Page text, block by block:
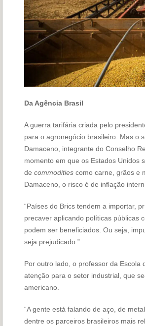
Da Agência Brasil
A guerra tarifária criada pelo
para o agronegócio brasileiro. Mas o
Damaceno, integrante do Conselho
momento em que os Estados Unidos
de commoditiescomo carne, grãos e
Damaceno, o risco é de inflação
“Países do Brics tendem a importar,
precaver aplicando políticas públicas
podem ser beneficiados. Ou seja,
seja prejudicado.”
Por outro lado, o professor da Escola
atenção para o setor industrial, que
americano.
“A gente está falando de aço, de
dentre os parceiros brasileiros mais